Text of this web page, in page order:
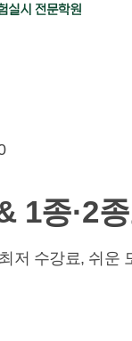
1종·2
저 수강료, 쉬운